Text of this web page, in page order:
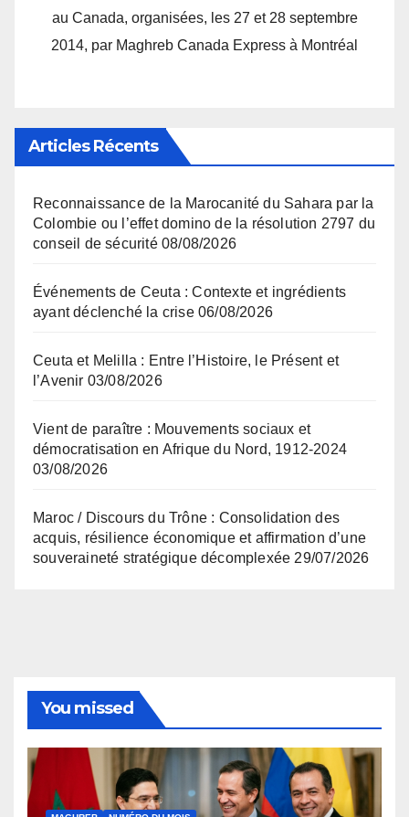
au Canada, organisées, les 27 et 28 septembre
2014, par Maghreb Canada Express à Montréal
Articles Récents
Reconnaissance de la Marocanité du Sahara par la
Colombie ou l’effet domino de la résolution 2797 du
conseil de sécurité 08/08/2026
Événements de Ceuta : Contexte et ingrédients
ayant déclenché la crise 06/08/2026
Ceuta et Melilla : Entre l’Histoire, le Présent et
l’Avenir 03/08/2026
Vient de paraître : Mouvements sociaux et
démocratisation en Afrique du Nord, 1912-2024
03/08/2026
Maroc / Discours du Trône : Consolidation des
acquis, résilience économique et affirmation d’une
souveraineté stratégique décomplexée 29/07/2026
You missed